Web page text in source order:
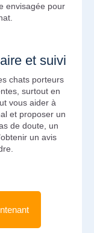
envisagée pour
et suivi
chats porteurs
surtout en
vous aider à
et proposer un
de doute, un
un avis